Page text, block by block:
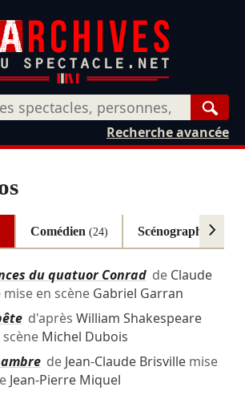
Recherche avancée
Comédien (24) Scénographe(22)
du quatuor Conradde Claude
mise en scène Gabriel Garran
d'après William Shakespeare
Michel Dubois
de Jean-Claude Brisvillemise
Jean-Pierre Miquel